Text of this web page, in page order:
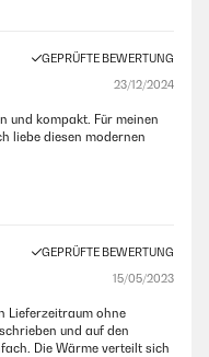
GEPRÜFTE BEWERTUNG
23/12/2024
und kompakt. Für meinen
liebe diesen modernen
GEPRÜFTE BEWERTUNG
15/05/2023
Lieferzeitraum ohne
und auf den
Die Wärme verteilt sich